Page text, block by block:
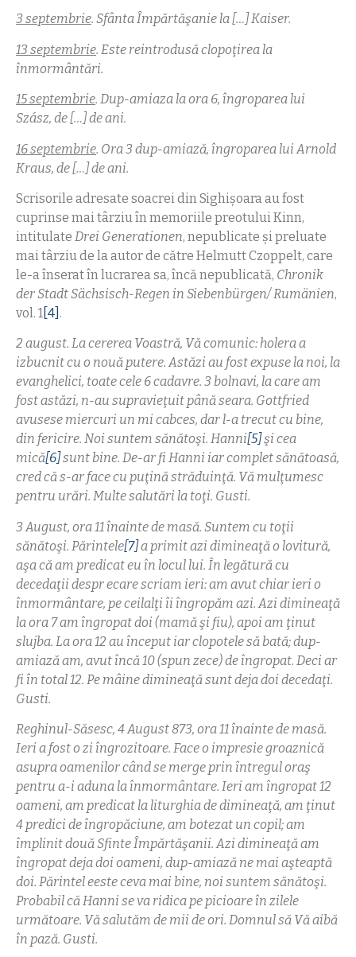
3 septembrie. Sfânta Împărtăşanie la […] Kaiser.
13 septembrie. Este reintrodusă clopoţirea la
înmormântări.
15 septembrie. Dup-amiaza la ora 6, îngroparea lui
Szász, de […] de ani.
16 septembrie. Ora 3 dup-amiază, îngroparea lui Arnold
Kraus, de […] de ani.
Scrisorile adresate soacrei din Sighişoara au fost
cuprinse mai târziu în memoriile preotului Kinn,
intitulate Drei Generationen, nepublicate şi preluate
mai târziu de la autor de către Helmutt Czoppelt, care
le-a înserat în lucrarea sa, încă nepublicată, Chronik
der Stadt Sächsisch-Regen in Siebenbürgen/ Rumänien,
vol. 1 [4] .
2 august. La cererea Voastră, Vă comunic: holera a
izbucnit cu o nouă putere. Astăzi au fost expuse la noi, la
evanghelici, toate cele 6 cadavre. 3 bolnavi, la care am
fost astăzi, n-au supravieţuit până seara. Gottfried
avusese miercuri un mi cabces, dar l-a trecut cu bine,
din fericire. Noi suntem sănătoşi. Hanni[5]şi cea
mică[6]sunt bine. De-ar fi Hanni iar complet sănătoasă,
cred că s-ar face cu puţină străduinţă. Vă mulţumesc
pentru urări. Multe salutări la toţi. Gusti.
3 August, ora 11 înainte de masă. Suntem cu toţii
sănătoşi. Părintele[7]a primit azi dimineaţă o lovitură,
aşa că am predicat eu în locul lui. În legătură cu
decedaţii despr ecare scriam ieri: am avut chiar ieri o
înmormântare, pe ceilalţi îi îngropăm azi. Azi dimineaţă
la ora 7 am îngropat doi (mamă şi fiu), apoi am ţinut
slujba. La ora 12 au început iar clopotele să bată; dup-
amiază am, avut încă 10 (spun zece) de îngropat. Deci ar
fi în total 12. Pe mâine dimineaţă sunt deja doi decedaţi.
Gusti.
Reghinul-Săsesc, 4 August 873, ora 11 înainte de masă.
Ieri a fost o zi îngrozitoare. Face o impresie groaznică
asupra oamenilor când se merge prin întregul oraş
pentru a-i aduna la înmormântare. Ieri am îngropat 12
oameni, am predicat la liturghia de dimineaţă, am ţinut
4 predici de îngropăciune, am botezat un copil; am
împlinit două Sfinte Împărtăşanii. Azi dimineaţă am
îngropat deja doi oameni, dup-amiază ne mai aşteaptă
doi. Părintel eeste ceva mai bine, noi suntem sănătoşi.
Probabil că Hanni se va ridica pe picioare în zilele
următoare. Vă salutăm de mii de ori. Domnul să Vă aibă
în pază. Gusti.